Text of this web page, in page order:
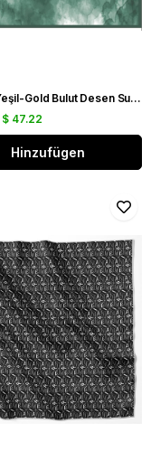
Armine Yeşil-Gold Bulut Desen Sura İpek Eşarp IST 8920 - 38
$ 47.22
Hinzufügen